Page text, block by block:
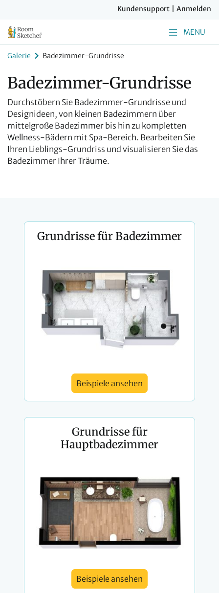
Kundensupport Anmelden
MENU
Galerie Badezimmer-Grundrisse
Badezimmer-Grundrisse
Durchstöbern Sie Badezimmer-Grundrisse und
Designideen, von kleinen Badezimmern über
mittelgroße Badezimmer bis hin zu kompletten
Wellness-Bädern mit Spa-Bereich. Bearbeiten Sie
Ihren Lieblings-Grundriss und visualisieren Sie das
Badezimmer Ihrer Träume.
Grundrisse für Badezimmer
Beispiele ansehen
Grundrisse für
Hauptbadezimmer
Beispiele ansehen